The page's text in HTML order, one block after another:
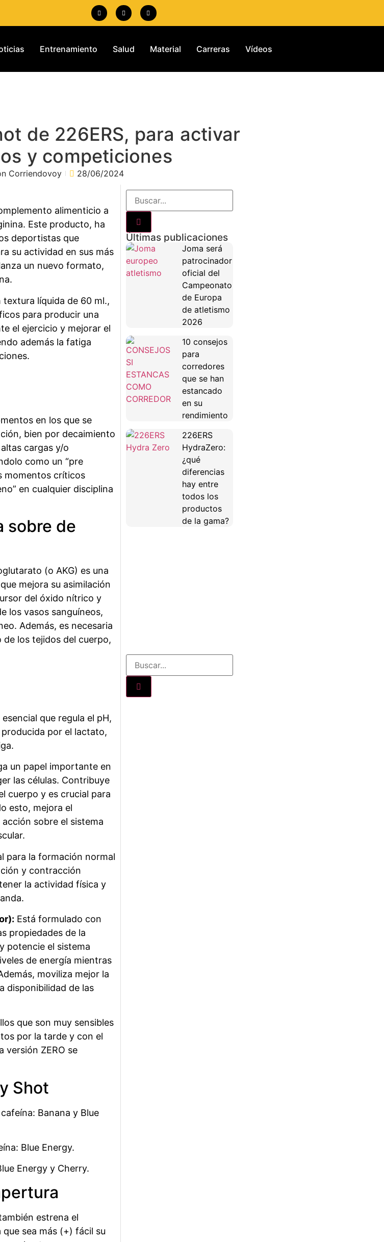
Entrenamiento Salud Material Carreras Vídeos
de 226ERS, para activar
y competiciones
Corriendovoy 28/06/2024
alimenticio a
Este producto, ha
deportistas que
su actividad en sus más
un nuevo formato,
textura líquida de 60 ml.,
para producir una
el ejercicio y mejorar el
además la fatiga
en los que se
bien por decaimiento
cargas y/o
como un “pre
momentos críticos
en cualquier disciplina
sobre de
(o AKG) es una
mejora su asimilación
del óxido nítrico y
los vasos sanguíneos,
Además, es necesaria
los tejidos del cuerpo,
que regula el pH,
por el lactato,
un papel importante en
las células. Contribuye
cuerpo y es crucial para
esto, mejora el
sobre el sistema
para la formación normal
y contracción
la actividad física y
Está formulado con
propiedades de la
potencie el sistema
de energía mientras
moviliza mejor la
disponibilidad de las
que son muy sensibles
por la tarde y con el
versión ZERO se
Shot
Banana y Blue
Blue Energy.
Energy y Cherry.
estrena el
que sea más (+) fácil su
Últimas publicaciones
Joma será
patrocinador
oficial del
Campeonato
de Europa
de atletismo
2026
10 consejos
para
corredores
que se han
estancado
en su
rendimiento
226ERS
HydraZero:
¿qué
diferencias
hay entre
todos los
productos
de la gama?